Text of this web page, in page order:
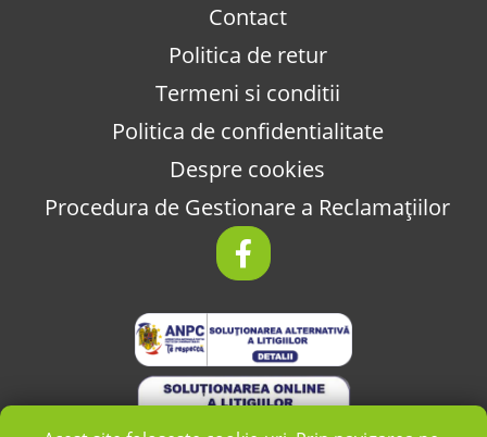
Contact
Politica de retur
Termeni si conditii
Politica de confidentialitate
Despre cookies
Procedura de Gestionare a Reclamațiilor